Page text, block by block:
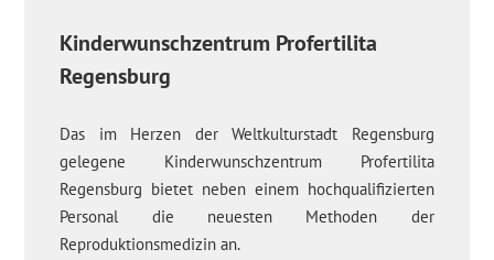
Kinderwunschzentrum Profertilita
Regensburg
Das im Herzen der Weltkulturstadt Regensburg
gelegene Kinderwunschzentrum Profertilita
Regensburg bietet neben einem hochqualifizierten
Personal die neuesten Methoden der
Reproduktionsmedizin an.